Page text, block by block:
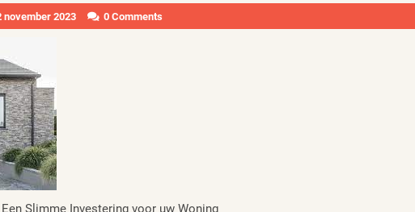
november 2023 0 Comments
Slimme Investering voor uw Woning